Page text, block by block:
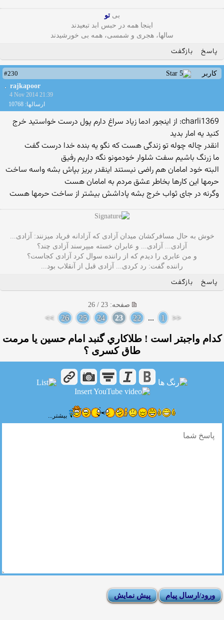
بی تو
اینجا همه در حبس ابد تبعیدند
سالها، هجری و شمسی، همه بی خورشیدند
پاسخ بازگفت
کاربر
#230
rajkapoor
4 Nov 2014 21:39
ارسالها: 10768
charli1369: از اینجور ادما زیاد سراغ دارم پول درست خواستید خرج
کنید یه امار بدید
انقدر چاله چوله تو زندگی هست که نگو یه بنده خدا درست گفت
ما زرنگ باشیم سفت شلوار خودمونو نگه داریم رفیق
البته خود امامان هم راضی نیستند اینقدر بریز بپاش بشه واسه ساخت
حرمها این کارها بخاطر عشق مردم به امامان هست
وگرنه در جای ثواب خرج بشه پاداشش بیشتر از ساخت حرمها هست
خوش به حال مسافرکشان میدان آزادی که آزادانه فریاد میزنند: آزادی...
آزادی... آزادی... و عابران خسته میپرسند آزادی چند؟
و من عابری را دیدم که از راننده سوال کرد آزادی کجاست؟
راننده گفت: رد کردی... آزادی قبل از آنقلاب بود...
پاسخ بازگفت
صفحه: 23 / 26
<<
1
...
22
23
24
25
26
>>
کدام واجبتر است ! طلاکاري گنبد امام حسين يا مرمت
طاق كسری ؟
بیشتر...